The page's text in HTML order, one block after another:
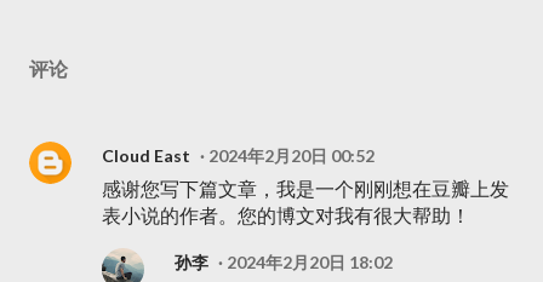
评论
Cloud East 2024年2月20日 00:52
感谢您写下篇文章，我是一个刚刚想在豆瓣上发
表小说的作者。您的博文对我有很大帮助！
孙李 2024年2月20日 18:02